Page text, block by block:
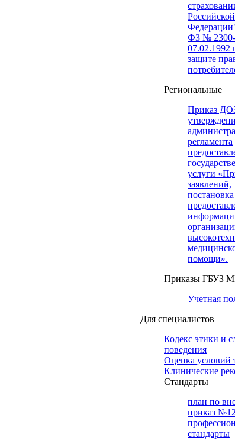
Российской
ФЗ № 2300-
07.02.1992
защите
Региональные
Приказ
регламента
услуги
заявлений,
помощи».
Приказы ГБУЗ
Учетная
Для специалистов
Кодекс этики и
поведения
Оценка условий
Клинические
Cтандарты
план по
приказ
стандарты